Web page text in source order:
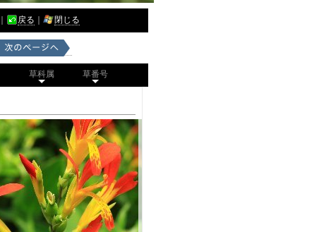
戻る 閉じる
草科属 草番号